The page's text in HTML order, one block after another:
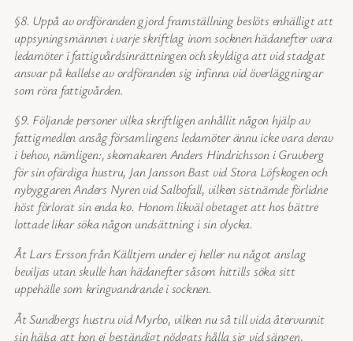
§8. Uppå av ordföranden gjord framställning beslöts enhälligt att
uppsyningsmännen i varje skriftlag inom socknen hädanefter vara
ledamöter i fattigvårdsinrättningen och skyldiga att vid stadgat
ansvar på kallelse av ordföranden sig infinna vid överläggningar
som röra fattigvården.
§9. Följande personer vilka skriftligen anhållit någon hjälp av
fattigmedlen ansåg församlingens ledamöter ännu icke vara derav
i behov, nämligen:, skomakaren Anders Hindrichsson i Gruvberg
för sin ofärdiga hustru, Jan Jansson Bast vid Stora Löfskogen och
nybyggaren Anders Nyren vid Salbofall, vilken sistnämde förlidne
höst förlorat sin enda ko. Honom likväl obetaget att hos bättre
lottade likar söka någon undsättning i sin olycka.
Åt Lars Ersson från Källtjern under ej heller nu något anslag
beviljas utan skulle han hädanefter såsom hittills söka sitt
uppehälle som kringvandrande i socknen.
Åt Sundbergs hustru vid Myrbo, vilken nu så till vida återvunnit
sin hälsa att hon ej beständigt nödgats hålla sig vid sängen,